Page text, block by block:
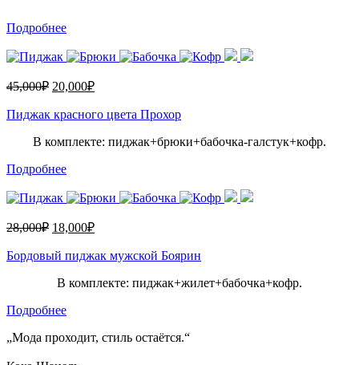
Подробнее
45,000₽ 20,000₽
Пиджак красного цвета Прохор
В комплекте: пиджак+брюки+бабочка-галстук+кофр.
Подробнее
28,000₽ 18,000₽
Бордовый пиджак мужской Боярин
В комплекте: пиджак+жилет+бабочка+кофр.
Подробнее
„Мода проходит, стиль остаётся.“